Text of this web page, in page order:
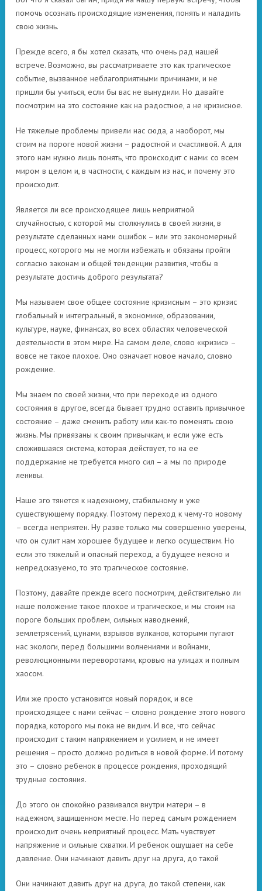
помочь осознать происходящие изменения, понять и наладить
свою жизнь.
Прежде всего, я бы хотел сказать, что очень рад нашей
встрече. Возможно, вы рассматриваете это как трагическое
событие, вызванное неблагоприятными причинами, и не
пришли бы учиться, если бы вас не вынудили. Но давайте
посмотрим на это состояние как на радостное, а не кризисное.
Не тяжелые проблемы привели нас сюда, а наоборот, мы
стоим на пороге новой жизни – радостной и счастливой. А для
этого нам нужно лишь понять, что происходит с нами: со всем
миром в целом и, в частности, с каждым из нас, и почему это
происходит.
Является ли все происходящее лишь неприятной
случайностью, с которой мы столкнулись в своей жизни, в
результате сделанных нами ошибок – или это закономерный
процесс, которого мы не могли избежать и обязаны пройти
согласно законам и общей тенденции развития, чтобы в
результате достичь доброго результата?
Мы называем свое общее состояние кризисным – это кризис
глобальный и интегральный, в экономике, образовании,
культуре, науке, финансах, во всех областях человеческой
деятельности в этом мире. На самом деле, слово «кризис» –
вовсе не такое плохое. Оно означает новое начало, словно
рождение.
Мы знаем по своей жизни, что при переходе из одного
состояния в другое, всегда бывает трудно оставить привычное
состояние – даже сменить работу или как-то поменять свою
жизнь. Мы привязаны к своим привычкам, и если уже есть
сложившаяся система, которая действует, то на ее
поддержание не требуется много сил – а мы по природе
ленивы.
Наше эго тянется к надежному, стабильному и уже
существующему порядку. Поэтому переход к чему-то новому
– всегда неприятен. Ну разве только мы совершенно уверены,
что он сулит нам хорошее будущее и легко осуществим. Но
если это тяжелый и опасный переход, а будущее неясно и
непредсказуемо, то это трагическое состояние.
Поэтому, давайте прежде всего посмотрим, действительно ли
наше положение такое плохое и трагическое, и мы стоим на
пороге больших проблем, сильных наводнений,
землетрясений, цунами, взрывов вулканов, которыми пугают
нас экологи, перед большими волнениями и войнами,
революционными переворотами, кровью на улицах и полным
хаосом.
Или же просто установится новый порядок, и все
происходящее с нами сейчас – словно рождение этого нового
порядка, которого мы пока не видим. И все, что сейчас
происходит с таким напряжением и усилием, и не имеет
решения – просто должно родиться в новой форме. И потому
это – словно ребенок в процессе рождения, проходящий
трудные состояния.
До этого он спокойно развивался внутри матери – в
надежном, защищенном месте. Но перед самым рождением
происходит очень неприятный процесс. Мать чувствует
напряжение и сильные схватки. И ребенок ощущает на себе
давление. Они начинают давить друг на друга, до такой
Они начинают давить друг на друга, до такой степени, как